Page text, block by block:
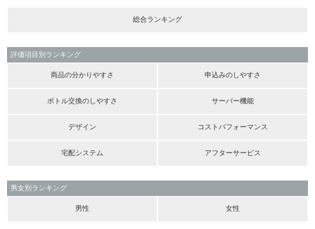
総合ランキング
評価項目別ランキング
商品の分かりやすさ 申込みのしやすさ
ボトル交換のしやすさ サーバー機能
デザイン コストパフォーマンス
宅配システム アフターサービス
男女別ランキング
男性 女性